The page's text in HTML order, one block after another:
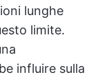
lunghe
limite.
influire sulla